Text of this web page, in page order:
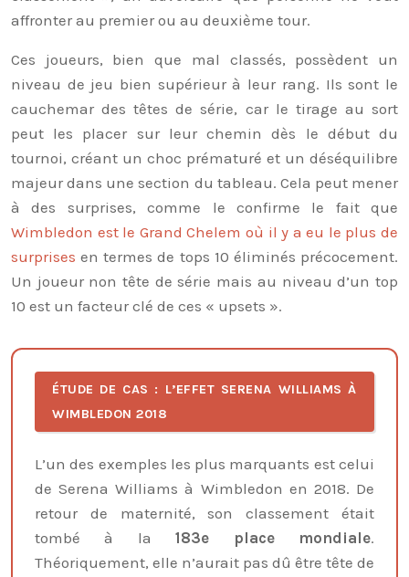
affronter au premier ou au deuxième tour.
Ces joueurs, bien que mal classés, possèdent un
niveau de jeu bien supérieur à leur rang. Ils sont le
cauchemar des têtes de série, car le tirage au sort
peut les placer sur leur chemin dès le début du
tournoi, créant un choc prématuré et un déséquilibre
majeur dans une section du tableau. Cela peut mener
à des surprises, comme le confirme le fait que
Wimbledon est le Grand Chelem où il y a eu le plus de
surprises en termes de tops 10 éliminés précocement.
Un joueur non tête de série mais au niveau d’un top
10 est un facteur clé de ces « upsets ».
ÉTUDE DE CAS : L’EFFET SERENA WILLIAMS À
WIMBLEDON 2018
L’un des exemples les plus marquants est celui
de Serena Williams à Wimbledon en 2018. De
retour de maternité, son classement était
tombé à la183e place mondiale.
Théoriquement, elle n’aurait pas dû être tête de